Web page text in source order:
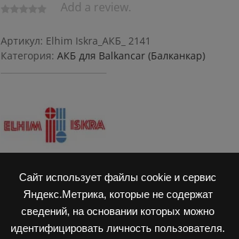
Сайт использует файлы cookie и сервис
Яндекс.Метрика, которые не содержат
сведений, на основании которых можно
идентифицировать личность пользователя.
Add a review.
Артикул: Elhim Iskra_АКБ_ 2141
Категория: АКБ для Balkanсar (Балканкар)